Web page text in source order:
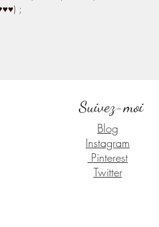
;
Suivez-moi
Blog
Instagram
Pinterest
Twitter